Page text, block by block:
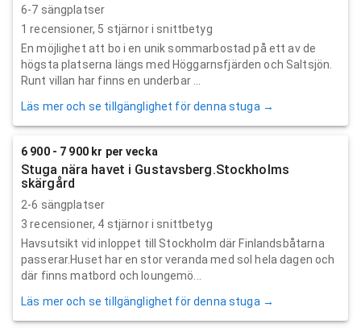
6-7 sängplatser
1 recensioner, 5 stjärnor i snittbetyg
En möjlighet att bo i en unik sommarbostad på ett av de
högsta platserna längs med Höggarnsfjärden och Saltsjön.
Runt villan har finns en underbar ...
Läs mer och se tillgänglighet för denna stuga →
6 900 - 7 900 kr per vecka
Stuga nära havet i Gustavsberg.Stockholms
skärgård
2-6 sängplatser
3 recensioner, 4 stjärnor i snittbetyg
Havsutsikt vid inloppet till Stockholm där Finlandsbåtarna
passerar.Huset har en stor veranda med sol hela dagen och
där finns matbord och loungemö...
Läs mer och se tillgänglighet för denna stuga →